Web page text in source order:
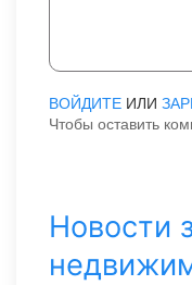
ВОЙДИТЕ ИЛИ
Чтобы оставить
Новости